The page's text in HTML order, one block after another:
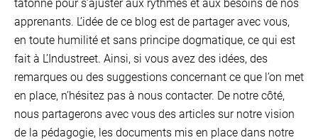
tâtonne pour s’ajuster aux rythmes et aux besoins de nos
apprenants. L’idée de ce blog est de partager avec vous,
en toute humilité et sans principe dogmatique, ce qui est
fait à L’Industreet. Ainsi, si vous avez des idées, des
remarques ou des suggestions concernant ce que l’on met
en place, n’hésitez pas à nous contacter. De notre côté,
nous partagerons avec vous des articles sur notre vision
de la pédagogie, les documents mis en place dans notre